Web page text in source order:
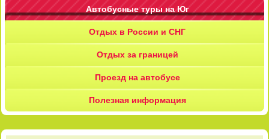
Автобусные туры на Юг
Отдых в России и СНГ
Отдых за границей
Проезд на автобусе
Полезная информация